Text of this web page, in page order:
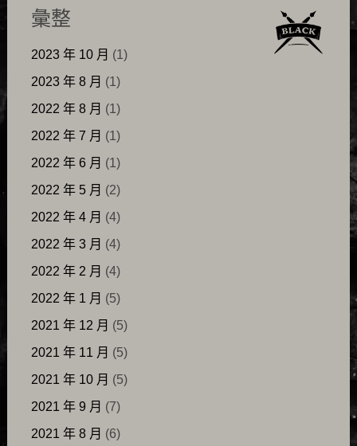
彙整
2023 年 10 月 (1)
2023 年 8 月 (1)
2022 年 8 月 (1)
2022 年 7 月 (1)
2022 年 6 月 (1)
2022 年 5 月 (2)
2022 年 4 月 (4)
2022 年 3 月 (4)
2022 年 2 月 (4)
2022 年 1 月 (5)
2021 年 12 月 (5)
2021 年 11 月 (5)
2021 年 10 月 (5)
2021 年 9 月 (7)
2021 年 8 月 (6)